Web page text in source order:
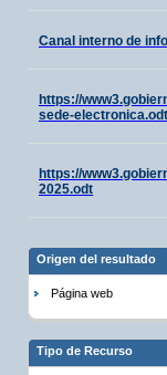
Canal interno de
https://
sede-electronica.odt
https://
2025.odt
Origen del resultado
Página web
Tipo de Recurso